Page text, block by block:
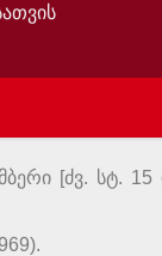
[ძვ. სტ. 15